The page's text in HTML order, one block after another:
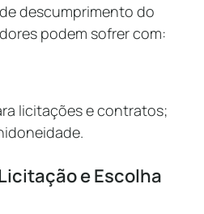
descumprimento do
podem sofrer com:
licitações e contratos;
e Escolha